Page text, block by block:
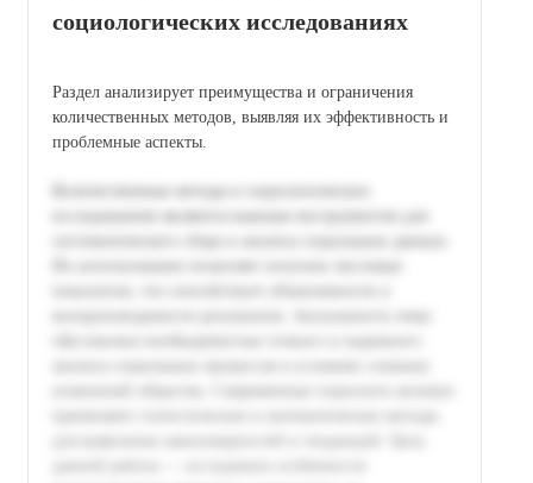
социологических исследованиях
Раздел анализирует преимущества и ограничения
количественных методов, выявляя их эффективность и
проблемные аспекты.